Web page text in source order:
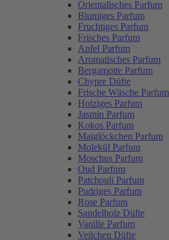
Orientalisches Parfum
Blumiges Parfum
Fruchtiges Parfum
Frisches Parfum
Apfel Parfum
Aromatisches Parfum
Bergamotte Parfum
Chypre Düfte
Frische Wäsche Parfum
Holziges Parfum
Jasmin Parfum
Kokos Parfum
Maiglöckchen Parfum
Molekül Parfum
Moschus Parfum
Oud Parfum
Patchouli Parfum
Pudriges Parfum
Rose Parfum
Sandelholz Düfte
Vanille Parfum
Veilchen Düfte